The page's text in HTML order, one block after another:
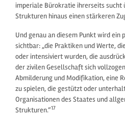
imperiale Bürokratie ihrerseits
Strukturen hinaus einen stärkeren
Und genau an diesem Punkt wird
sichtbar: „die Praktiken und Werte,
oder intensiviert wurden, die
der zivilen Gesellschaft sich
Abmilderung und Modifikation, eine
zu spielen, die gestützt oder
Organisationen des Staates und
Strukturen.“17